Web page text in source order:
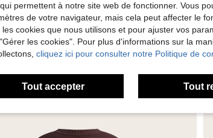
permettent à notre site web de fonctionner. Vous
de votre navigateur, mais cela peut affecter le
cookies que nous utilisons et pour ajuster vos
les cookies". Pour plus d'informations sur la
cliquez ici pour consulter notre Politique de
Tout accepter Tout